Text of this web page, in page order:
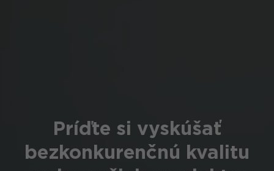
Príďte si vyskúšať
bezkonkurenčnú kvalitu